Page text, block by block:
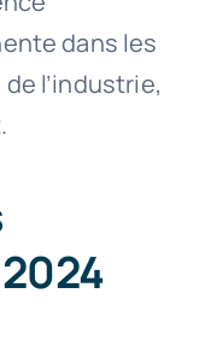
dans les
l’industrie,